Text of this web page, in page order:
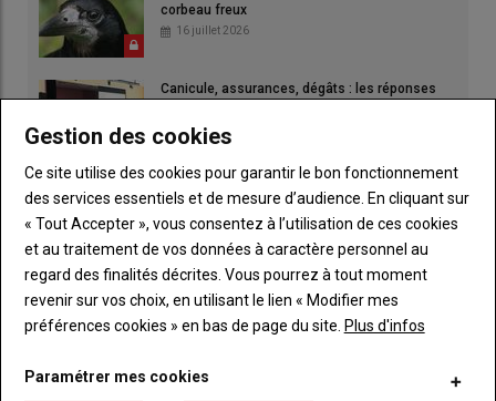
corbeau freux
16 juillet 2026
Canicule, assurances, dégâts : les réponses
09 juillet 2026
Gestion des cookies
Ce site utilise des cookies pour garantir le bon fonctionnement
des services essentiels et de mesure d’audience. En cliquant sur
« Tout Accepter », vous consentez à l’utilisation de ces cookies
et au traitement de vos données à caractère personnel au
regard des finalités décrites. Vous pourrez à tout moment
revenir sur vos choix, en utilisant le lien « Modifier mes
préférences cookies » en bas de page du site. Plus d'infos
Paramétrer mes cookies